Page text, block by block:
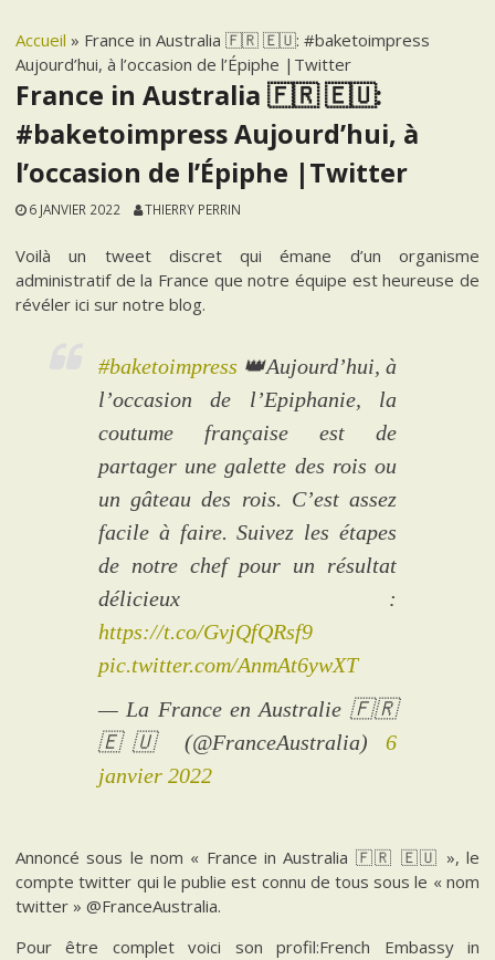
Accueil » France in Australia 🇫🇷 🇪🇺: #baketoimpress
Aujourd’hui, à l’occasion de l’Épiphe |Twitter
France in Australia 🇫🇷 🇪🇺:
#baketoimpress Aujourd’hui, à
l’occasion de l’Épiphe |Twitter
6 JANVIER 2022 THIERRY PERRIN
Voilà un tweet discret qui émane d’un organisme
administratif de la France que notre équipe est heureuse de
révéler ici sur notre blog.
#baketoimpress 👑Aujourd’hui, à
l’occasion de l’Epiphanie, la
coutume française est de
partager une galette des rois ou
un gâteau des rois. C’est assez
facile à faire. Suivez les étapes
de notre chef pour un résultat
délicieux :
https://t.co/GvjQfQRsf9
pic.twitter.com/AnmAt6ywXT
— La France en Australie 🇫🇷
🇪🇺 (@FranceAustralia) 6
janvier 2022
Annoncé sous le nom « France in Australia 🇫🇷 🇪🇺 », le
compte twitter qui le publie est connu de tous sous le « nom
twitter » @FranceAustralia.
Pour être complet voici son profil:French Embassy in